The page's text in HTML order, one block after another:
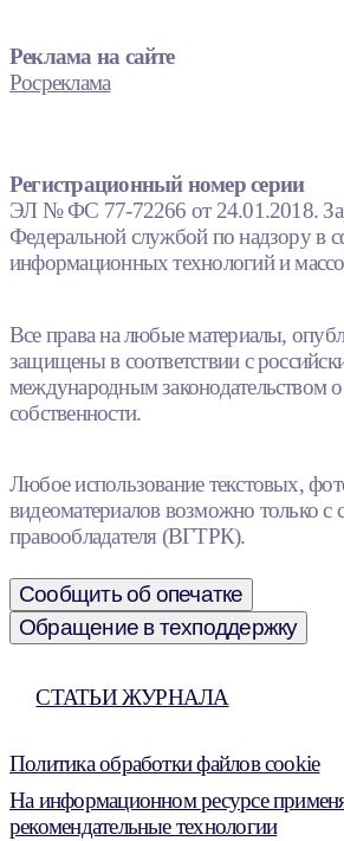
Реклама на сайте
Росреклама
Регистрационный номер серии
ЭЛ № ФС 77-72266 от 24.01.2018.
Федеральной службой по надзору в
информационных технологий и
Все права на любые материалы,
защищены в соответствии с
международным законодательством
собственности.
Любое использование текстовых,
видеоматериалов возможно только с
правообладателя (ВГТРК).
Сообщить об опечатке
Обращение в техподдержку
СТАТЬИ ЖУРНАЛА
Политика обработки файлов cookie
На информационном ресурсе
рекомендательные технологии